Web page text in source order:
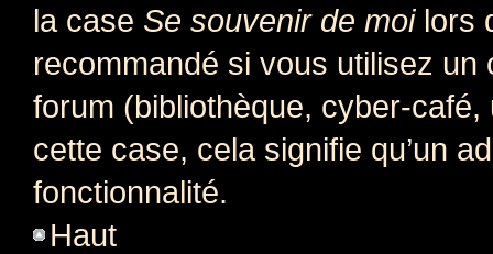
la case Se souvenir de moilors
recommandé si vous utilisez
forum (bibliothèque, cyber-
cette case, cela signifie qu’un
fonctionnalité.
Haut